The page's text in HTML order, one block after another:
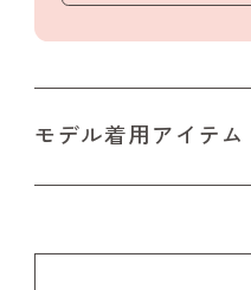
モデル着用アイテム